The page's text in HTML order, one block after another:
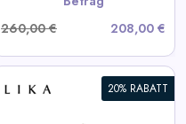
260,00 €
208,00 €
20% RABATT